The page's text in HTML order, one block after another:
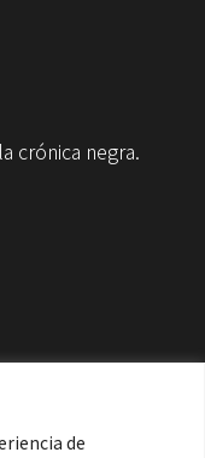
de
crónica negra.